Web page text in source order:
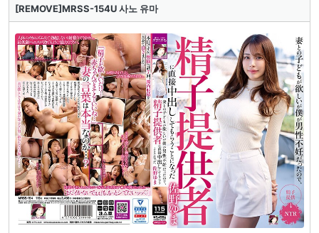
[REMOVE]MRSS-154U 사노 유마